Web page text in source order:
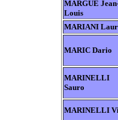
MARGUE
Louis
MARIANI
MARIC Dario
MARINELLI
Sauro
MARINELLI